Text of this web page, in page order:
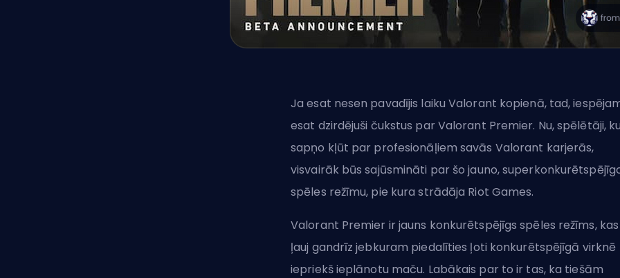
Ja esat nesen pavadījis laiku Valorant kopienā, tad,
esat dzirdējuši čukstus par Valorant Premier. Nu, spēlētāji,
sapņo kļūt par profesionāļiem savās Valorant karjerās,
visvairāk būs sajūsmināti par šo jauno,
spēles režīmu, pie kura strādāja Riot Games.
Valorant Premier ir jauns konkurētspējīgs spēles režīms, kas
ļauj gandrīz jebkuram piedalīties ļoti konkurētspējīgā virknē
iepriekš ieplānotu maču. Labākais par to ir tas, ka tiešām